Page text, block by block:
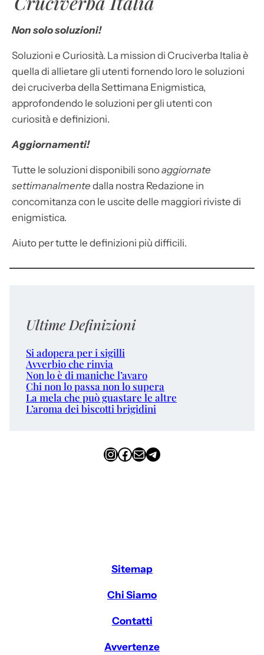
Non solo soluzioni!
Soluzioni e Curiosità. La mission di Cruciverba Italia è
quella di allietare gli utenti fornendo loro le soluzioni
dei cruciverba della Settimana Enigmistica,
approfondendo le soluzioni per gli utenti con
curiosità e definizioni.
Aggiornamenti!
Tutte le soluzioni disponibili sonoaggiornate
settimanalmente dalla nostra Redazione in
concomitanza con le uscite delle maggiori riviste di
enigmistica.
Aiuto per tutte le definizioni più difficili.
Ultime Definizioni
Si adopera per i sigilli
Avverbio che rinvia
Non lo è di maniche l’avaro
Chi non lo passa non lo supera
La mela che può guastare le altre
L’aroma dei biscotti brigidini
InstagramFacebook Email Telegram
Sitemap
Chi Siamo
Contatti
Avvertenze